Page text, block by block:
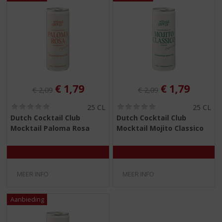
d
e
n
v
i
Originele prijs was:
€2,09 , Huidige prijs is:
€ 1,79
,
0
5
25 CL
Dutch Cocktail Club
Mocktail Paloma Rosa
MEER INFO
Originele prijs was:
€2,09 , Huidige
€ 1,79
,
0
5
25 CL
Dutch Cocktail Club
Mocktail Mojito Classico
MEER INFO